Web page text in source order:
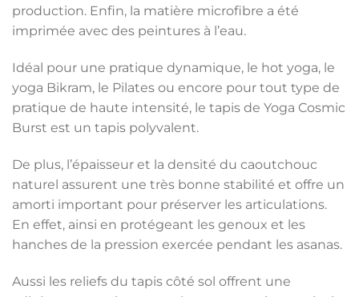
production. Enfin, la matière microfibre a été
imprimée avec des peintures à l’eau.
Idéal pour une pratique dynamique, le hot yoga, le
yoga Bikram, le Pilates ou encore pour tout type de
pratique de haute intensité, le tapis de Yoga Cosmic
Burst est un tapis polyvalent.
De plus, l’épaisseur et la densité du caoutchouc
naturel assurent une très bonne stabilité et offre un
amorti important pour préserver les articulations.
En effet, ainsi en protégeant les genoux et les
hanches de la pression exercée pendant les asanas.
Aussi les reliefs du tapis côté sol offrent une